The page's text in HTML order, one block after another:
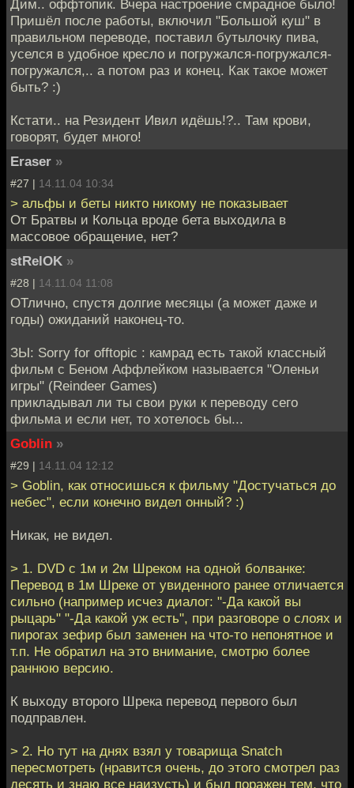
Дим.. оффтопик. Вчера настроение смрадное было!
Пришёл после работы, включил "Большой куш" в
правильном переводе, поставил бутылочку пива,
уселся в удобное кресло и погружался-погружался-
погружался,.. а потом раз и конец. Как такое может
быть? :)
Кстати.. на Резидент Ивил идёшь!?.. Там крови,
говорят, будет много!
Eraser »
#27 | 14.11.04 10:34
> альфы и беты никто никому не показывает
От Братвы и Кольца вроде бета выходила в
массовое обращение, нет?
stRelOK »
#28 | 14.11.04 11:08
ОТлично, спустя долгие месяцы (а может даже и
годы) ожиданий наконец-то.
ЗЫ: Sorry for offtopic : камрад есть такой классный
фильм с Беном Аффлейком называется "Оленьи
игры" (Reindeer Games)
прикладывал ли ты свои руки к переводу сего
фильма и если нет, то хотелось бы...
Goblin »
#29 | 14.11.04 12:12
> Goblin, как относишься к фильму "Достучаться до
небес", если конечно видел онный? :)
Никак, не видел.
> 1. DVD c 1м и 2м Шреком на одной болванке:
Перевод в 1м Шреке от увиденного ранее отличается
сильно (например исчез диалог: "-Да какой вы
рыцарь" "-Да какой уж есть", при разговоре о слоях и
пирогах зефир был заменен на что-то непонятное и
т.п. Не обратил на это внимание, смотрю более
раннюю версию.
К выходу второго Шрека перевод первого был
подправлен.
> 2. Но тут на днях взял у товарища Snatch
пересмотреть (нравится очень, до этого смотрел раз
десять и знаю все наизусть) и был поражен тем, что